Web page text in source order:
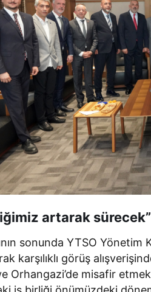
artarak sürecek”
sonunda YTSO Yönetim
karşılıklı görüş
Orhangazi’de misafir